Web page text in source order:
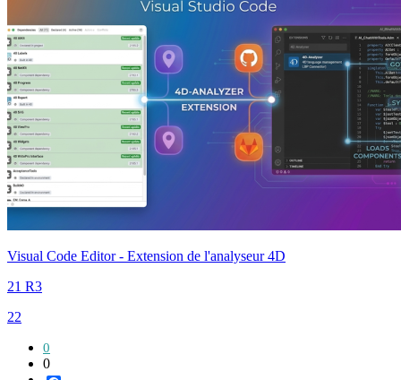
Visual Code Editor - Extension de l'analyseur 4D
21 R3
22
0
0